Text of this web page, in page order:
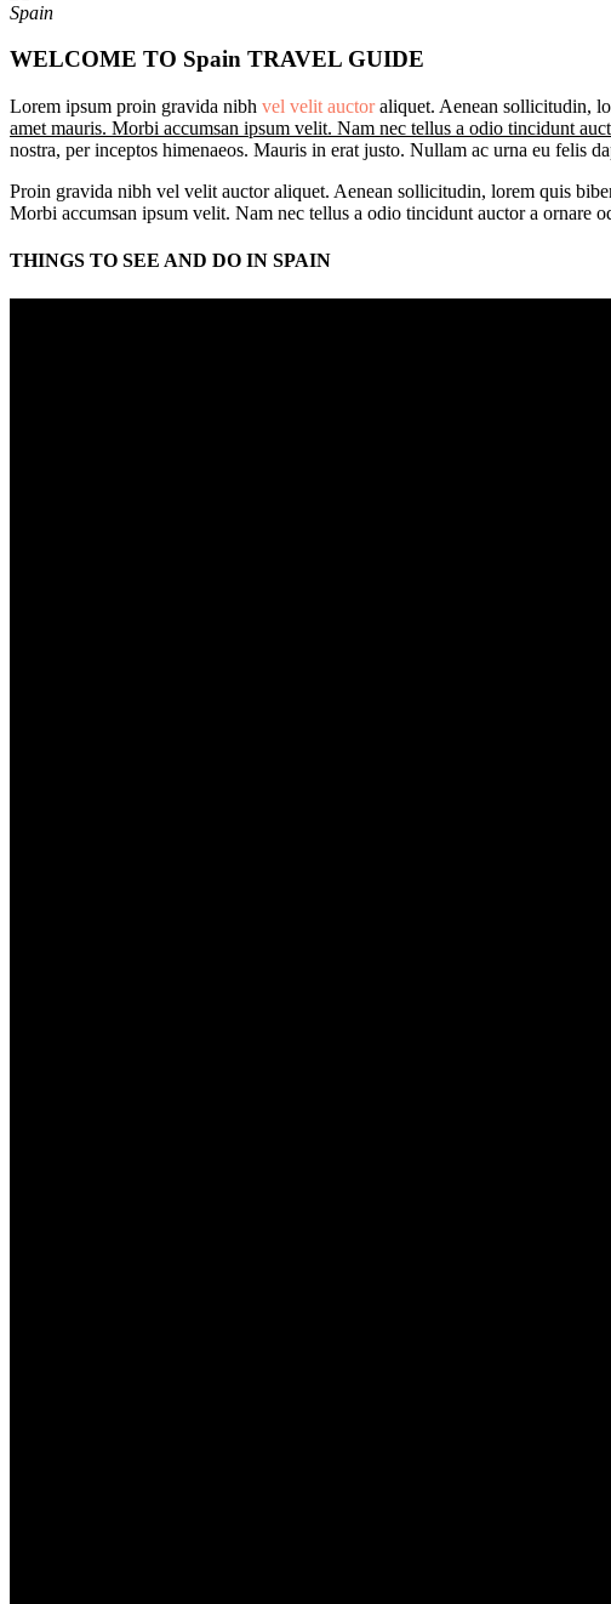
Spain
WELCOME TO Spain TRAVEL GUIDE
Lorem ipsum proin gravida nibh vel velit auctoraliquet. Aenean sollicitudin,
amet mauris. Morbi accumsan ipsum velit. Nam nec tellus a odio tincidunt
nostra, per inceptos himenaeos. Mauris in erat justo. Nullam ac urna eu felis
Proin gravida nibh vel velit auctor aliquet. Aenean sollicitudin, lorem quis
Morbi accumsan ipsum velit. Nam nec tellus a odio tincidunt auctor a ornare
THINGS TO SEE AND DO IN SPAIN